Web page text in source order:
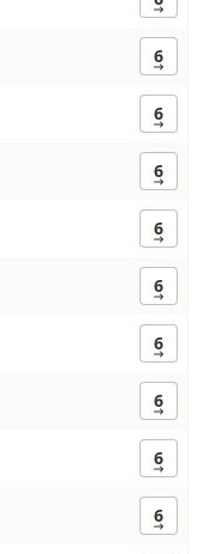
6
6
6
6
6
6
6
6
6